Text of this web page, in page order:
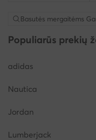
Basutės mergaitėms
Populiarūs prekių
adidas
Nautica
Jordan
Lumberjack